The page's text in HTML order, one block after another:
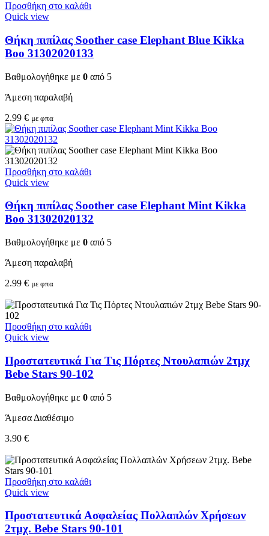
Προσθήκη στο καλάθι
Quick view
Θήκη πιπίλας Soother case Elephant Blue Kikka
Boo 31302020133
Βαθμολογήθηκε με 0 από 5
Άμεση παραλαβή
2.99 € με φπα
Προσθήκη στο καλάθι
Quick view
Θήκη πιπίλας Soother case Elephant Mint Kikka
Boo 31302020132
Βαθμολογήθηκε με 0 από 5
Άμεση παραλαβή
2.99 € με φπα
Προσθήκη στο καλάθι
Quick view
Προστατευτικά Για Τις Πόρτες Ντουλαπιών 2τμχ
Bebe Stars 90-102
Βαθμολογήθηκε με 0 από 5
Άμεσα Διαθέσιμο
3.90 €
Προσθήκη στο καλάθι
Quick view
Προστατευτικά Ασφαλείας Πολλαπλών Χρήσεων
2τμχ. Bebe Stars 90-101